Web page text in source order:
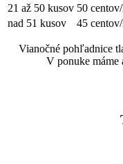
21 až 50 kusov 50
nad 51 kusov
45
Vianočné pohľadnice
V ponuke máme